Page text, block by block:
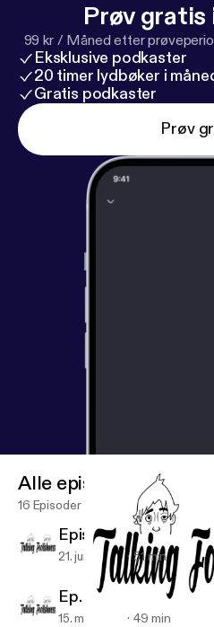
Prøv gratis
99 kr / Måned etter
Eksklusive podkaster
20 timer lydbøker i
Gratis podkaster
Prøv
Alle episoder
16 Episoder
Episode 16
21. juni 2019 51 min
Ep. 15: Mark at
15. mai 2019 49 min